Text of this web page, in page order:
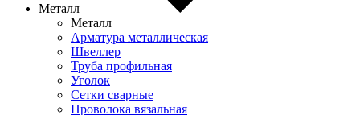
Металл
Металл
Арматура металлическая
Швеллер
Труба профильная
Уголок
Сетки сварные
Проволока вязальная